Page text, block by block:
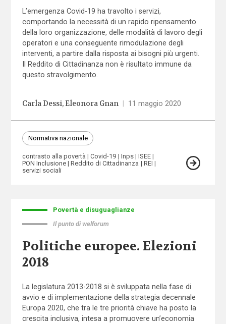
L’emergenza Covid-19 ha travolto i servizi,
comportando la necessità di un rapido ripensamento
della loro organizzazione, delle modalità di lavoro degli
operatori e una conseguente rimodulazione degli
interventi, a partire dalla risposta ai bisogni più urgenti.
Il Reddito di Cittadinanza non è risultato immune da
questo stravolgimento.
Carla Dessi Eleonora Gnan 11 maggio 2020
Normativa nazionale
contrasto alla povertà Covid-19 Inps
ISEE
PON Inclusione
Reddito di Cittadinanza
REI
servizi sociali
Povertà e disuguaglianze
Il punto di welforum
Politiche europee. Elezioni
2018
La legislatura 2013-2018 si è sviluppata nella fase di
avvio e di implementazione della strategia decennale
Europa 2020, che tra le tre priorità chiave ha posto la
crescita inclusiva, intesa a promuovere un’economia